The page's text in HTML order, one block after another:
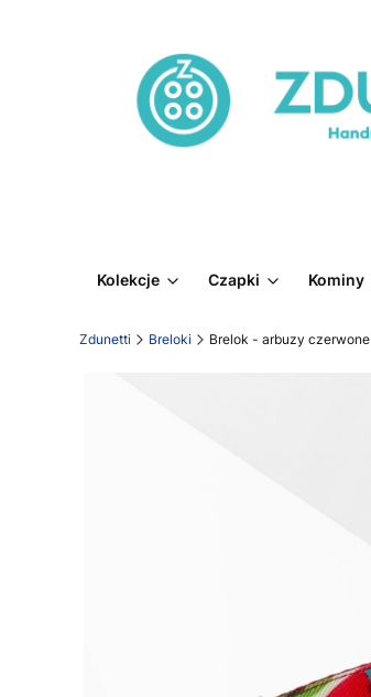
Kolekcje Czapki Kominy
Zdunetti Breloki Brelok - arbuzy czerwone